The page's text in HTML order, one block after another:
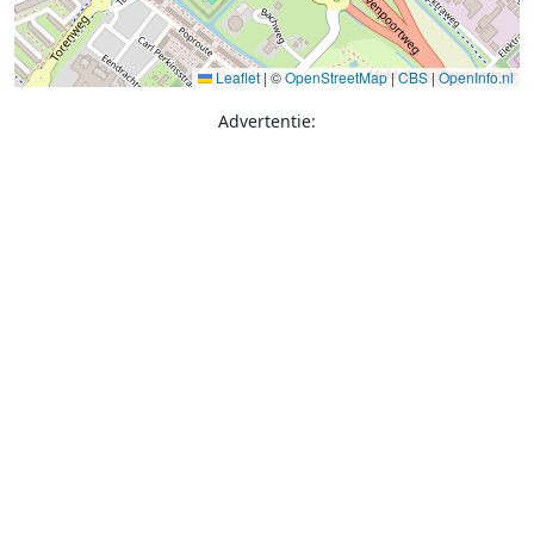
Leaflet | ©OpenStreetMap|CBS|OpenInfo.nl
Advertentie: